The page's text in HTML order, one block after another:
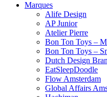
Marques
Alife Design
AP Junior
Atelier Pierre
Bon Ton Toys –
Bon Ton Toys –
Dutch Design
EatSleepDoodle
Flow Amsterdam
Global Affairs